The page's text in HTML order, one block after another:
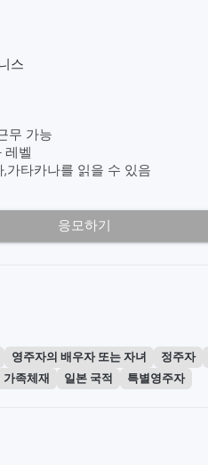
스
무 가능
벨
타카나를 읽을 수 있음
응모하기
영주자의 배우자 또는 자녀 정주자
가족체재 일본 국적 특별영주자